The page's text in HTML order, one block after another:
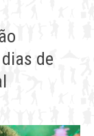
de